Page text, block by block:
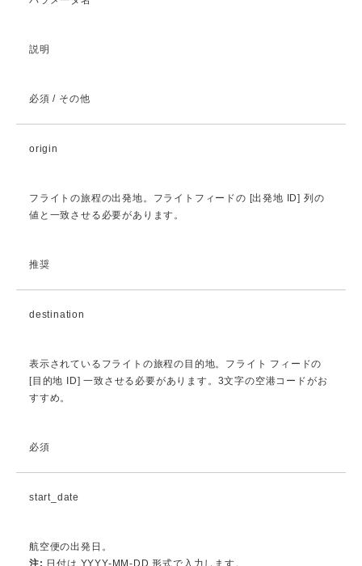
説明
必須 / その他
origin
フライトの旅程の出発地。フライトフィードの [出発地 ID] 列の
値と一致させる必要があります。
推奨
destination
表示されているフライトの旅程の目的地。フライト フィードの
[目的地 ID] 一致させる必要があります。3文字の空港コードがお
すすめ。
必須
start_date
航空便の出発日。
注: 日付は YYYY-MM-DD 形式で入力します。